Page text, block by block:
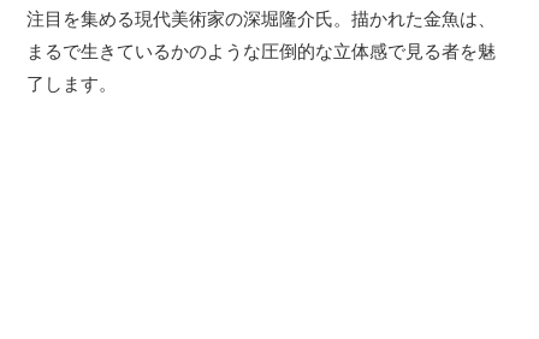
注目を集める現代美術家の深堀隆介氏。描かれた金魚は、
まるで生きているかのような圧倒的な立体感で見る者を魅
了します。